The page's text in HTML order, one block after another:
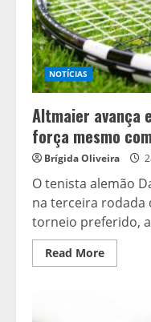
NOTÍCIAS
Altmaier avança
força mesmo
Brígida Oliveira
O tenista alemão
na terceira rodada
torneio preferido,
Read MoreRead
more